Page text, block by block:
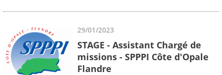
29/01/2023
STAGE - Assistant Chargé de
missions - SPPPI Côte d'Opale
Flandre